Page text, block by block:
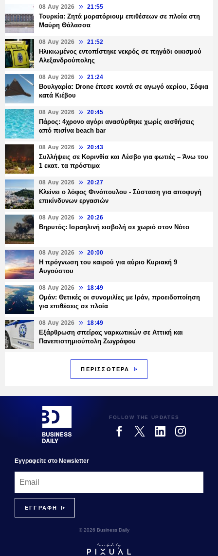
08 Αυγ 2026 21:55
Τουρκία: Ζητά μορατόριουμ επιθέσεων σε πλοία στη
Μαύρη Θάλασσα
08 Αυγ 2026 21:52
Ηλικιωμένος εντοπίστηκε νεκρός σε πηγάδι οικισμού
Αλεξανδρούπολης
08 Αυγ 2026 21:24
Βουλγαρία: Drone έπεσε κοντά σε αγωγό αερίου, Σόφια
κατά Κιέβου
08 Αυγ 2026 20:45
Πάρος: 4χρονο αγόρι ανασύρθηκε χωρίς αισθήσεις
από πισίνα beach bar
08 Αυγ 2026 20:43
Συλλήψεις σε Κορινθία και Λέσβο για φωτιές – Άνω του
1 εκατ. τα πρόστιμα
08 Αυγ 2026 20:27
Κλείνει ο λόφος Φινόπουλου - Σύσταση για αποφυγή
επικίνδυνων εργασιών
08 Αυγ 2026 20:26
Βηρυτός: Ισραηλινή εισβολή σε χωριό στον Νότο
08 Αυγ 2026 20:00
Η πρόγνωση του καιρού για αύριο Κυριακή 9
Αυγούστου
08 Αυγ 2026 18:49
Ομάν: Θετικές οι συνομιλίες με Ιράν, προειδοποίηση
για επιθέσεις σε πλοία
08 Αυγ 2026 18:49
Εξάρθρωση σπείρας ναρκωτικών σε Αττική και
Πανεπιστημιούπολη Ζωγράφου
ΠΕΡΙΣΣΟΤΕΡΑ
FOLLOW THE UPDATES
Εγγραφεiτε στο Newsletter
© 2026 Business Daily